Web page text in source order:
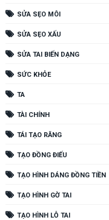
SỬA SẸO MÔI
SỬA SẸO XẤU
SỬA TAI BIẾN DẠNG
SỨC KHỎE
TA
TÀI CHÍNH
TÁI TẠO RĂNG
TẠO ĐỒNG ĐIẾU
TẠO HÌNH DÁNG ĐỒNG TIỀN
TẠO HÌNH GỜ TAI
TẠO HÌNH LỖ TAI